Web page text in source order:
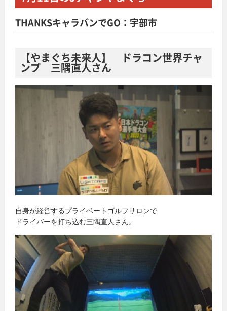
THANKSキャラバンでGO：宇部市
【やまぐち未来人】 ドラコン世界チャ
ンプ 三隅直人さん
自身が経営するプライベートゴルフサロンで
ドライバーを打ち込む三隅直人さん。